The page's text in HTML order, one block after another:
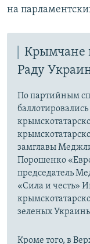
на
Крымчане
Раду
По партийным
замглавы
Порошенко
председатель
«Сила и честь»
зеленых
Кроме того, в